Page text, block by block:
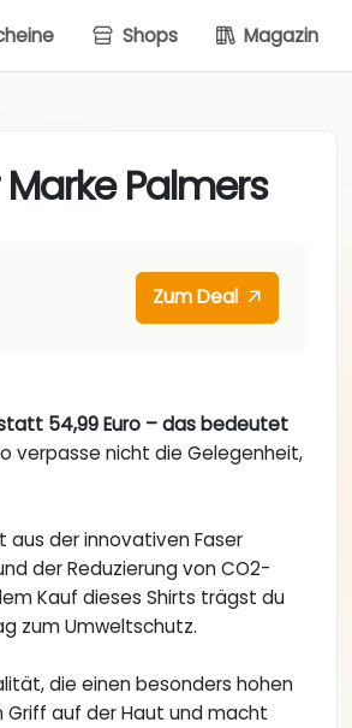
Shops Magazin
Palmers
Zum Deal
statt 54,99 Euro – das bedeutet
verpasse nicht die Gelegenheit,
aus der innovativen Faser
der Reduzierung von CO2-
Kauf dieses Shirts trägst du
zum Umweltschutz.
die einen besonders hohen
auf der Haut und macht